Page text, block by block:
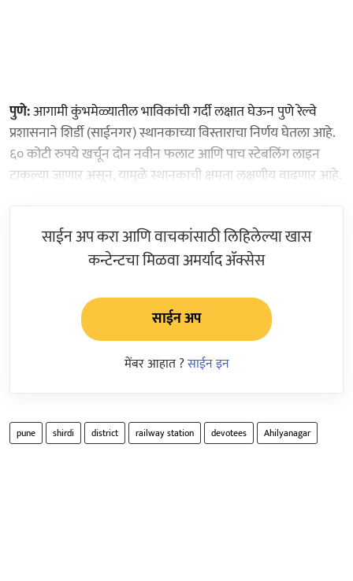
पुणे:आगामी कुंभमेळ्यातील भाविकांची गर्दी लक्षात घेऊन पुणे रेल्वे
प्रशासनाने शिर्डी (साईनगर) स्थानकाच्या विस्ताराचा निर्णय घेतला आहे.
६० कोटी रुपये खर्चून दोन नवीन फलाट आणि पाच स्टेबलिंग लाइन
टाकल्या जाणार असून, यामुळे स्थानकाची क्षमता लक्षणीय वाढणार आहे.
साईन अप करा आणि वाचकांसाठी लिहिलेल्या खास
कन्टेन्टचा मिळवा अमर्याद ॲक्सेस
साईन अप
मेंबर आहात ?साईन इन
pune shirdi district railway station devotees Ahilyanagar